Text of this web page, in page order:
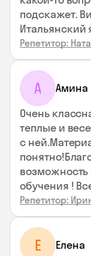
подскажет.
Репетитор:
А Амина
Очень
теплые и
с
обучения !
Репетитор:
Е Елена